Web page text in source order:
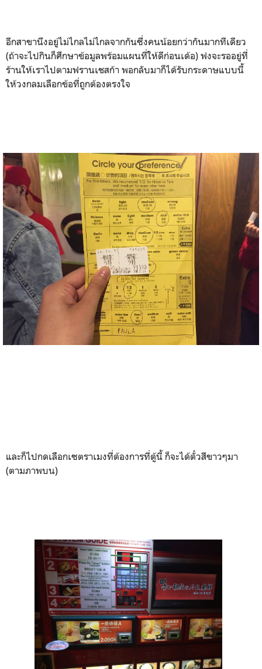
อีกสาขานึงอยู่ไม่ไกลไม่ไกลจากกันซึ่งคนน้อยกว่ากันมากทีเดียว
(ถ้าจะไปกินก็ศึกษาข้อมูลพร้อมแผนที่ให้ดีก่อนเด้อ) ฟงจะรออยู่ที่
ร้านให้เราไปตามฟรานเชสก้า พอกลับมาก็ได้รับกระดาษแบบนี้
ให้วงกลมเลือกข้อที่ถูกต้องตรงใจ
และก็ไปกดเลือกเซตราเมงที่ต้องการที่ตู้นี้ ก็จะได้ตั๋วสีขาวๆมา
(ตามภาพบน)